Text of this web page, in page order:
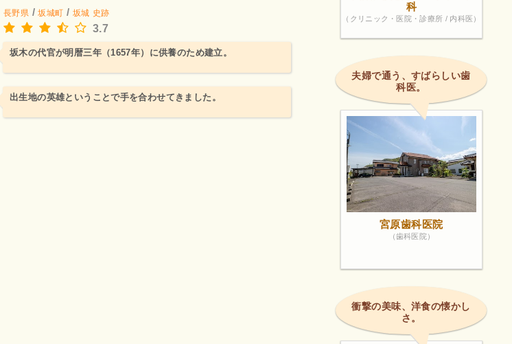
長野県 /坂城町 / 坂城 史跡
3.7
坂木の代官が明暦三年（1657年）に供養のため建立。
出生地の英雄ということで手を合わせてきました。
科
（クリニック・医院・診療所 / 内科医）
夫婦で通う、すばらしい歯
科医。
宮原歯科医院
（歯科医院）
衝撃の美味、洋食の懐かし
さ。